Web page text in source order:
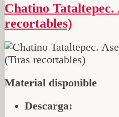
Chatino Tataltepec. Asesor. MIBES 1 (Tiras
recortables)
Material disponible
Descarga: